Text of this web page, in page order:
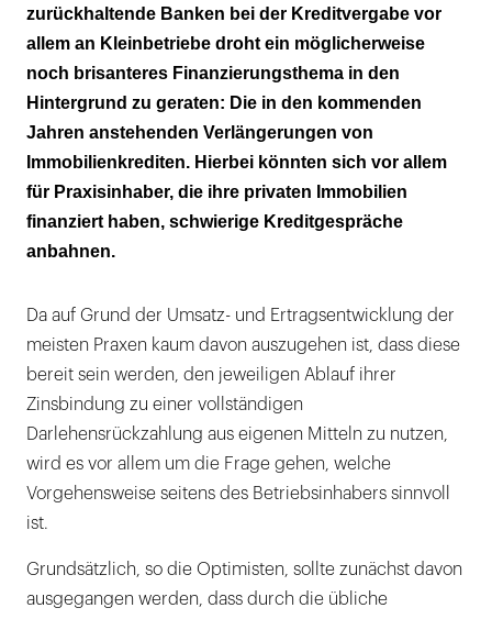
zurückhaltende Banken bei der Kreditvergabe vor
allem an Kleinbetriebe droht ein möglicherweise
noch brisanteres Finanzierungsthema in den
Hintergrund zu geraten: Die in den kommenden
Jahren anstehenden Verlängerungen von
Immobilienkrediten. Hierbei könnten sich vor allem
für Praxisinhaber, die ihre privaten Immobilien
finanziert haben, schwierige Kreditgespräche
anbahnen.
Da auf Grund der Umsatz- und Ertragsentwicklung der
meisten Praxen kaum davon auszugehen ist, dass diese
bereit sein werden, den jeweiligen Ablauf ihrer
Zinsbindung zu einer vollständigen
Darlehensrückzahlung aus eigenen Mitteln zu nutzen,
wird es vor allem um die Frage gehen, welche
Vorgehensweise seitens des Betriebsinhabers sinnvoll
ist.
Grundsätzlich, so die Optimisten, sollte zunächst davon
ausgegangen werden, dass durch die übliche